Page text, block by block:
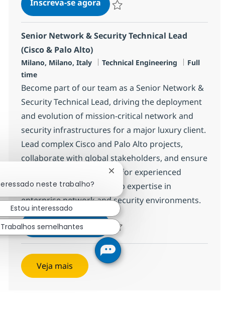
Inscreva-se agora
Senior Network & Security Technical Lead
(Cisco & Palo Alto)
Localização
Milano, Milano, Italy Categoria
Technical Engineering Job Type
Full
time
Become part of our team as a Senior Network &
Security Technical Lead, driving the deployment
and evolution of mission-critical network and
security infrastructures for a major luxury client.
Lead complex Cisco and Palo Alto projects,
collaborate with global stakeholders, and ensure
technical excellence. Ideal for experienced
technical leaders with deep expertise in
enterprise network and security environments.
Inscreva-se agora Senior Network & Security
Salvar Senior Network & Security
Veja mais
neste trabalho?
Fechar notificação de chatbot
Estou interessado
Trabalhos semelhantes